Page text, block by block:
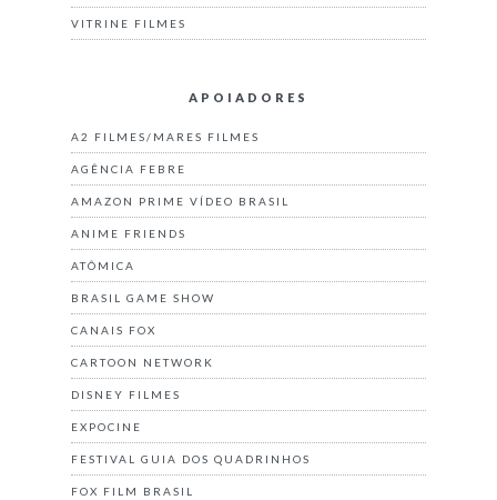
VITRINE FILMES
APOIADORES
A2 FILMES/MARES FILMES
AGÊNCIA FEBRE
AMAZON PRIME VÍDEO BRASIL
ANIME FRIENDS
ATÔMICA
BRASIL GAME SHOW
CANAIS FOX
CARTOON NETWORK
DISNEY FILMES
EXPOCINE
FESTIVAL GUIA DOS QUADRINHOS
FOX FILM BRASIL